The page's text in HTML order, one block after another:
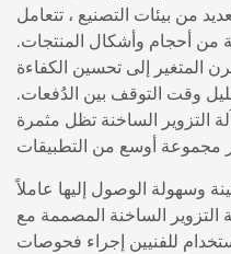
من بيئات التصنيع ، تتعامل
من أحجام وأشكال المنتجات.
المتغير إلى تحسين الكفاءة
وقت التوقف بين الدُفعات.
التزوير الساخنة تظل مثمرة
وسهولة الوصول إليها عاملاً
التزوير الساخنة المصممة مع
للفنيين إجراء فحوصات